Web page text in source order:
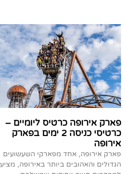
פארק אירופה כרטיס ליומיים –
כרטיסי כניסה 2 ימים בפארק
אירופה
פארק אירופה, אחד מפארקי השעשועים
הגדולים והאהובים ביותר באירופה, מציע